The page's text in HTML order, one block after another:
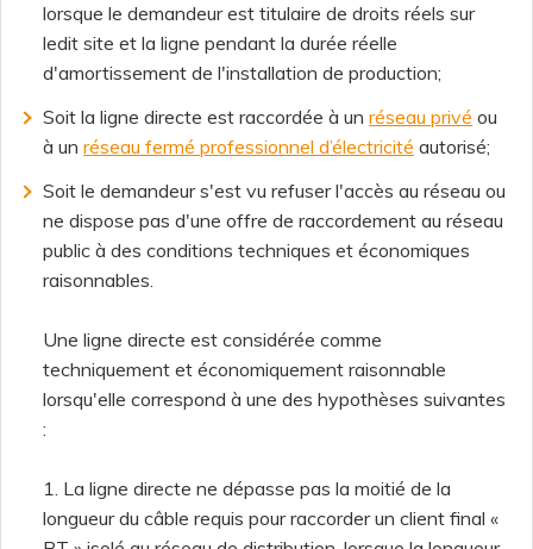
lorsque le demandeur est titulaire de droits réels sur
ledit site et la ligne pendant la durée réelle
d'amortissement de l'installation de production;
Soit la ligne directe est raccordée à unréseau privé ou
à unréseau fermé professionnel d’électricité autorisé;
Soit le demandeur s'est vu refuser l'accès au réseau ou
ne dispose pas d'une offre de raccordement au réseau
public à des conditions techniques et économiques
raisonnables.
Une ligne directe est considérée comme
techniquement et économiquement raisonnable
lorsqu'elle correspond à une des hypothèses suivantes
:
1. La ligne directe ne dépasse pas la moitié de la
longueur du câble requis pour raccorder un client final «